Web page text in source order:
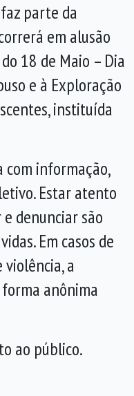
parte da
em alusão
18 de Maio – Dia
e à Exploração
instituída
com informação,
Estar atento
denunciar são
Em casos de
a
anônima
ao público.